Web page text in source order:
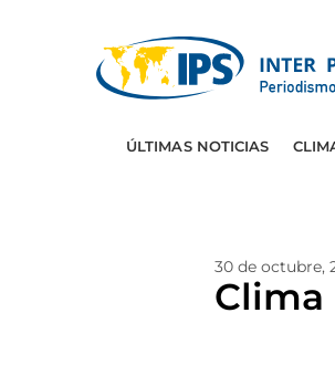
ÚLTIMAS NOTICIAS
30 de octubre,
Clima